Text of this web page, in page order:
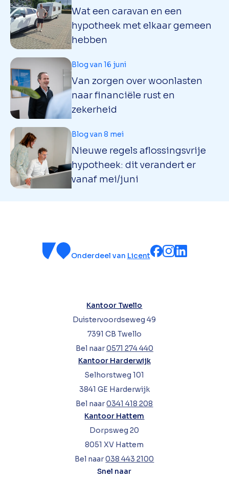
Wat een caravan en een
hypotheek met elkaar gemeen
hebben
Van zorgen over woonlasten
naar financiële rust en
zekerheid
Blog van 16 juni
Nieuwe regels aflossingsvrije
hypotheek: dit verandert er
vanaf mei/juni
Blog van 8 mei
Onderdeel van Licent
Kantoor Twello
Duistervoordseweg 49
7391 CB Twello
Bel naar0571 274 440
Kantoor Harderwijk
Selhorstweg 101
3841 GE Harderwijk
Bel naar0341 418 208
Kantoor Hattem
Dorpsweg 20
8051 XV Hattem
Bel naar038 443 2100
Snel naar